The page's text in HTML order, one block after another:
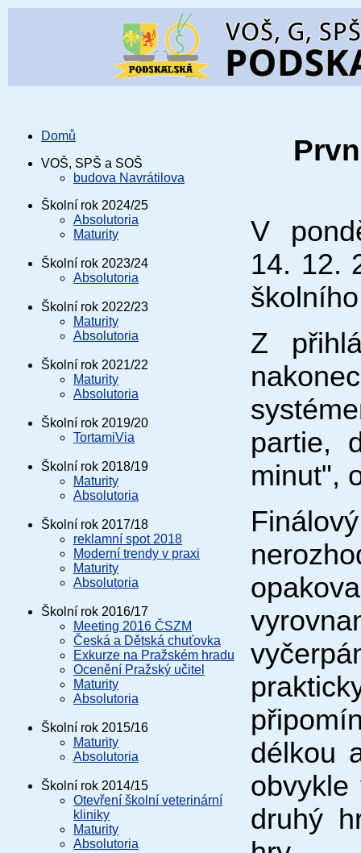
Domů
VOŠ, SPŠ a SOŠ
budova Navrátilova
Školní rok 2024/25
Absolutoria
Maturity
Školní rok 2023/24
Absolutoria
Školní rok 2022/23
Maturity
Absolutoria
Školní rok 2021/22
Maturity
Absolutoria
Školní rok 2019/20
TortamiVia
Školní rok 2018/19
Maturity
Absolutoria
Školní rok 2017/18
reklamní spot 2018
Moderní trendy v praxi
Maturity
Absolutoria
Školní rok 2016/17
Meeting 2016 ČSZM
Česká a Dětská chuťovka
Exkurze na Pražském hradu
Ocenění Pražský učitel
Maturity
Absolutoria
Školní rok 2015/16
Maturity
Absolutoria
Školní rok 2014/15
Otevření školní veterinární
kliniky
Maturity
Absolutoria
V
14. 12.
Z
partie,
minut",
délkou
obvykle
druhý